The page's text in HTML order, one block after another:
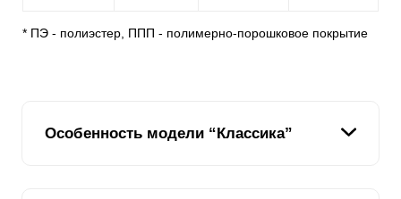
* ПЭ - полиэстер, ППП - полимерно-порошковое покрытие
Особенность модели “Классика”